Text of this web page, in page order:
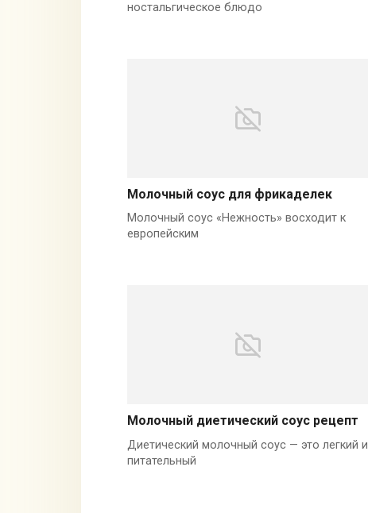
ностальгическое блюдо
Молочный соус для фрикаделек
Молочный соус «Нежность» восходит к
европейским
Молочный диетический соус рецепт
Диетический молочный соус — это легкий и
питательный